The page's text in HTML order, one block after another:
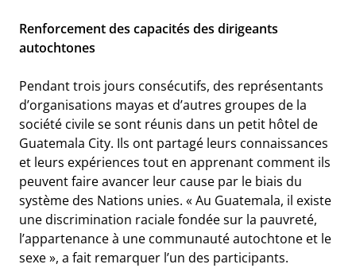
Renforcement des capacités des dirigeants
autochtones
Pendant trois jours consécutifs, des représentants
d’organisations mayas et d’autres groupes de la
société civile se sont réunis dans un petit hôtel de
Guatemala City. Ils ont partagé leurs connaissances
et leurs expériences tout en apprenant comment ils
peuvent faire avancer leur cause par le biais du
système des Nations unies. « Au Guatemala, il existe
une discrimination raciale fondée sur la pauvreté,
l’appartenance à une communauté autochtone et le
sexe », a fait remarquer l’un des participants.